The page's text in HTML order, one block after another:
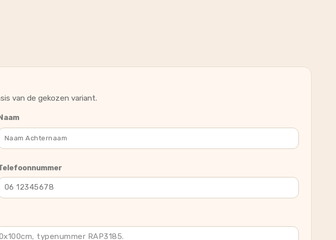
van de gekozen variant.
Naam